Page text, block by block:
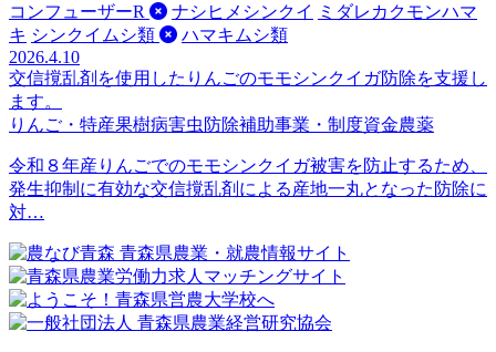
コンフューザーR
ナシヒメシンクイ
ミダレカクモンハマ
キ シンクイムシ類
ハマキムシ類
2026.4.10
交信撹乱剤を使用したりんごのモモシンクイガ防除を支援し
ます。
りんご・特産果樹病害虫防除補助事業・制度資金農薬
令和８年産りんごでのモモシンクイガ被害を防止するため、
発生抑制に有効な交信撹乱剤による産地一丸となった防除に
対…